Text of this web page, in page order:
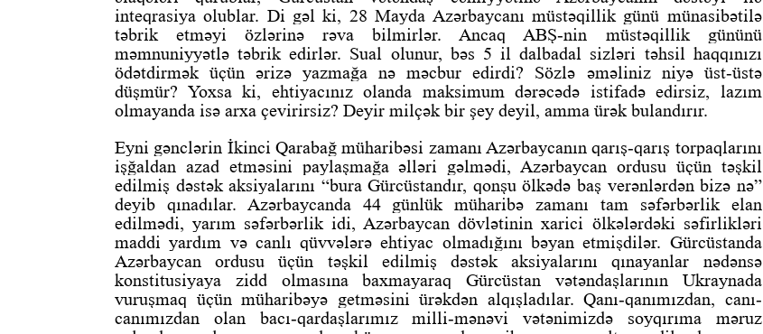
inteqrasiya olublar. Di gəl ki, 28 Mayda Azərbaycanı müstəqillik günü münasibətilə
təbrik etməyi özlərinə rəva bilmirlər. Ancaq ABŞ-nin müstəqillik gününü
məmnuniyyətlə təbrik edirlər. Sual olunur, bəs 5 il dalbadal sizləri təhsil haqqınızı
ödətdirmək üçün ərizə yazmağa nə məcbur edirdi? Sözlə əməliniz niyə üst-üstə
düşmür? Yoxsa ki, ehtiyacınız olanda maksimum dərəcədə istifadə edirsiz, lazım
olmayanda isə arxa çevirirsiz? Deyir milçək bir şey deyil, amma ürək bulandırır.
Eyni gənclərin İkinci Qarabağ müharibəsi zamanı Azərbaycanın qarış-qarış torpaqlarını
işğaldan azad etməsini paylaşmağa əlləri gəlmədi, Azərbaycan ordusu üçün təşkil
edilmiş dəstək aksiyalarını “bura Gürcüstandır, qonşu ölkədə baş verənlərdən bizə nə”
deyib qınadılar. Azərbaycanda 44 günlük müharibə zamanı tam səfərbərlik elan
edilmədi, yarım səfərbərlik idi, Azərbaycan dövlətinin xarici ölkələrdəki səfirlikləri
maddi yardım və canlı qüvvələrə ehtiyac olmadığını bəyan etmişdilər. Gürcüstanda
Azərbaycan ordusu üçün təşkil edilmiş dəstək aksiyalarını qınayanlar nədənsə
konstitusiyaya zidd olmasına baxmayaraq Gürcüstan vətəndaşlarının Ukraynada
vuruşmaq üçün müharibəyə getməsini ürəkdən alqışladılar. Qanı-qanımızdan, canı-
canımızdan olan bacı-qardaşlarımız milli-mənəvi vətənimizdə soyqırıma məruz